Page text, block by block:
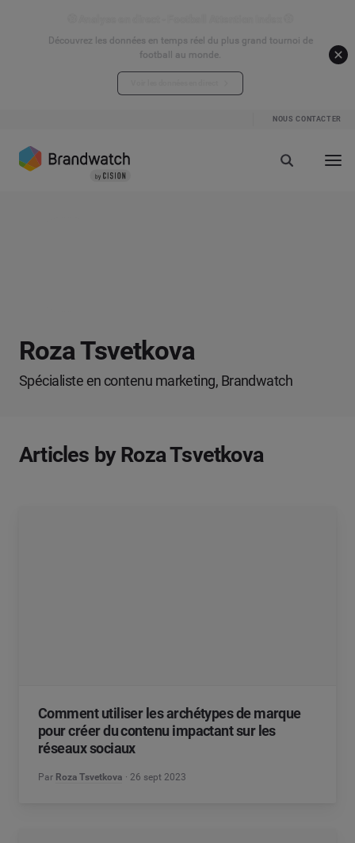
Découvrez les données en temps réel du plus grand tournoi de
football au monde.
NOUS CONTACTER
Roza Tsvetkova
Spécialiste en contenu marketing, Brandwatch
Articles by Roza Tsvetkova
Comment utiliser les archétypes de marque
pour créer du contenu impactant sur les
réseaux sociaux
Par Roza Tsvetkova 26 sept 2023